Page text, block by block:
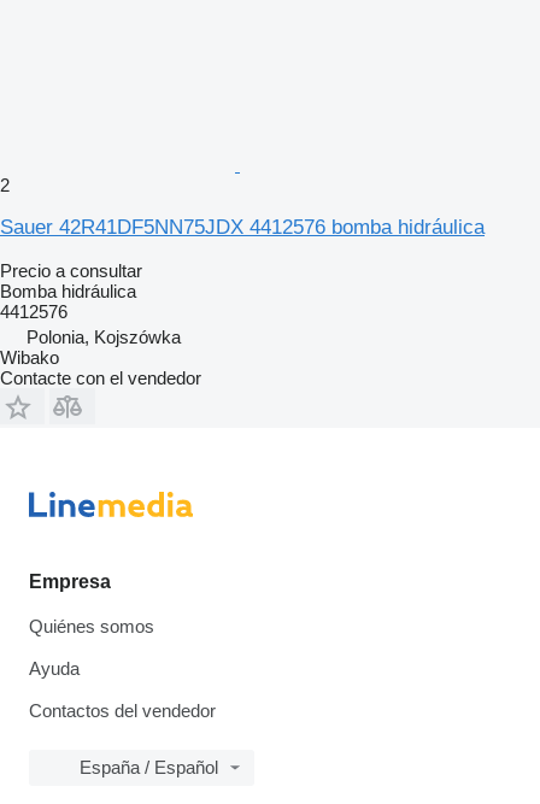
2
Sauer 42R41DF5NN75JDX 4412576 bomba hidráulica
Precio a consultar
Bomba hidráulica
4412576
Polonia, Kojszówka
Wibako
Contacte con el vendedor
Empresa
Quiénes somos
Ayuda
Contactos del vendedor
España / Español